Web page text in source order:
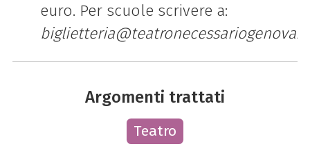
euro. Per scuole scrivere a:
Argomenti trattati
Teatro